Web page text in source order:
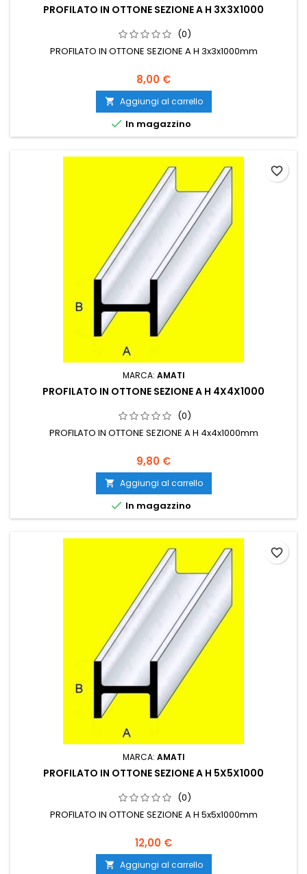
PROFILATO IN OTTONE SEZIONE A H 3X3X1000
(0)
PROFILATO IN OTTONE SEZIONE A H 3x3x1000mm
8,00 €
 Aggiungi al carrello
 In magazzino
MARCA: AMATI
PROFILATO IN OTTONE SEZIONE A H 4X4X1000
(0)
PROFILATO IN OTTONE SEZIONE A H 4x4x1000mm
9,80 €
 Aggiungi al carrello
 In magazzino
favorite_border
MARCA: AMATI
PROFILATO IN OTTONE SEZIONE A H 5X5X1000
(0)
PROFILATO IN OTTONE SEZIONE A H 5x5x1000mm
12,00 €
 Aggiungi al carrello
favorite_border